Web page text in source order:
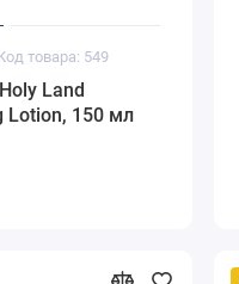
товара: 549
Land
Lotion, 150 мл